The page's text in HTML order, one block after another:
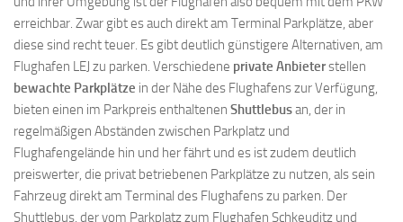
erreichbar. Zwar gibt es auch direkt am Terminal Parkplätze, aber
diese sind recht teuer. Es gibt deutlich günstigere Alternativen, am
Flughafen LEJ zu parken. Verschiedene private Anbieterstellen
bewachte Parkplätze in der Nähe des Flughafens zur Verfügung,
bieten einen im Parkpreis enthaltenen Shuttlebusan, der in
regelmäßigen Abständen zwischen Parkplatz und
Flughafengelände hin und her fährt und es ist zudem deutlich
preiswerter, die privat betriebenen Parkplätze zu nutzen, als sein
Fahrzeug direkt am Terminal des Flughafens zu parken. Der
Shuttlebus, der vom Parkplatz zum Flughafen Schkeuditz und